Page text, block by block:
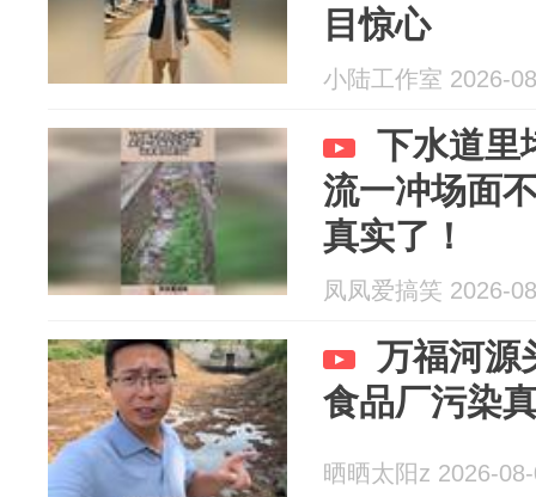
目惊心
小陆工作室 2026-
下水道里
流一冲场面
真实了！
凤凤爱搞笑 2026-
万福河源
食品厂污染
晒晒太阳z 2026-